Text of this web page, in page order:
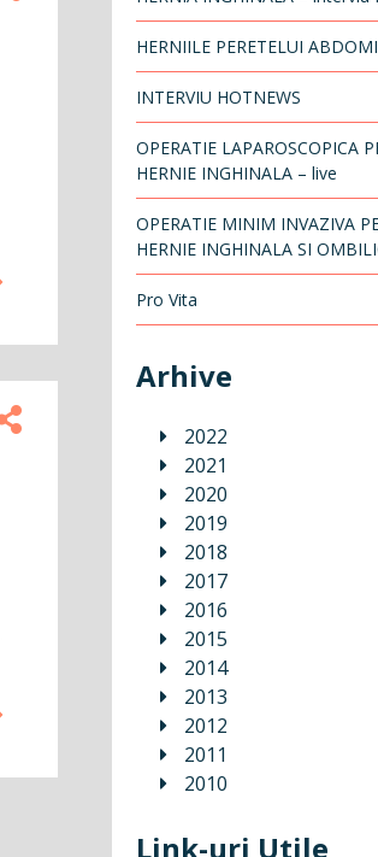
HERNIILE PERETELUI
INTERVIU HOTNEWS
OPERATIE LAPAROSCOPICA
HERNIE INGHINALA – live
OPERATIE MINIM INVAZIVA
HERNIE INGHINALA SI
Pro Vita
Arhive
2022
2021
2020
2019
2018
2017
2016
2015
2014
2013
2012
2011
2010
Link-uri Utile